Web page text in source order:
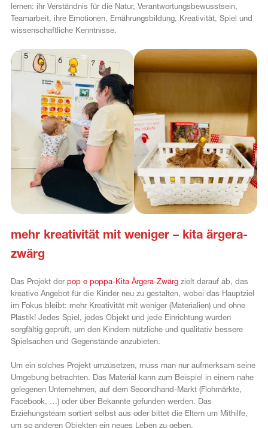
lernen: ihr Verständnis für die Natur, Verantwortungsbewusstsein,
Teamarbeit, ihre Emotionen, Ernährungsbildung, Kreativität, Spiel und
wissenschaftliche Kenntnisse.
mehr kreativität mit weniger – kita ärgera-
zwärg
Das Projekt der pop e poppa-Kita Ärgera-Zwärgzielt darauf ab, das
kreative Angebot für die Kinder neu zu gestalten, wobei das Hauptziel
im Fokus bleibt: mehr Kreativität mit weniger (Materialien) und ohne
Plastik! Jedes Spiel, jedes Objekt und jede Einrichtung wurden
sorgfältig geprüft, um den Kindern nützliche und qualitativ bessere
Spielsachen und Gegenstände anzubieten.
Um ein solches Projekt umzusetzen, muss man nur aufmerksam seine
Umgebung betrachten. Das Material kann zum Beispiel in einem nahe
gelegenen Unternehmen, auf dem Secondhand-Markt (Flohmärkte,
Facebook, …) oder über Bekannte gefunden werden. Das
Erziehungsteam sortiert selbst aus oder bittet die Eltern um Mithilfe,
um so anderen Objekten ein neues Leben zu geben.